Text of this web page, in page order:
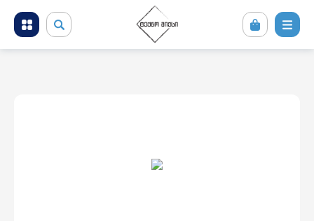
მობილური ტელეფონები და აქსესუარები